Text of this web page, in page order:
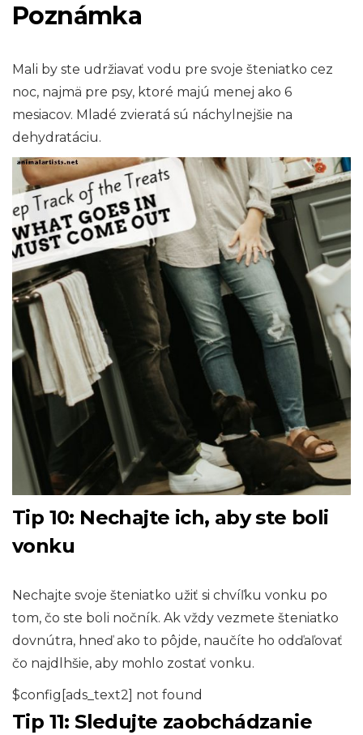
Poznámka
Mali by ste udržiavať vodu pre svoje šteniatko cez
noc, najmä pre psy, ktoré majú menej ako 6
mesiacov. Mladé zvieratá sú náchylnejšie na
dehydratáciu.
Tip 10: Nechajte ich, aby ste boli
vonku
Nechajte svoje šteniatko užiť si chvíľku vonku po
tom, čo ste boli nočník. Ak vždy vezmete šteniatko
dovnútra, hneď ako to pôjde, naučíte ho odďaľovať
čo najdlhšie, aby mohlo zostať vonku.
$config[ads_text2] not found
Tip 11: Sledujte zaobchádzanie